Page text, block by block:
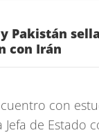
Pakistán
con Irán
con
de Estado